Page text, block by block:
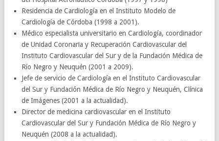
Residencia de Cardiología en el Instituto Modelo de
Cardiología de Córdoba (1998 a 2001).
Médico especialista universitario en Cardiología, coordinador
de Unidad Coronaria y Recuperación Cardiovascular del
Instituto Cardiovascular del Sur y de la Fundación Médica de
Río Negro y Neuquén (2001 a 2009).
Jefe de servicio de Cardiología en el Instituto Cardiovascular
del Sur y Fundación Médica de Río Negro y Neuquén, Clínica
de Imágenes (2001 a la actualidad).
Director de medicina cardiovascular en el Instituto
Cardiovascular del Sur y Fundación Médica de Río Negro y
Neuquén (2008 a la actualidad).